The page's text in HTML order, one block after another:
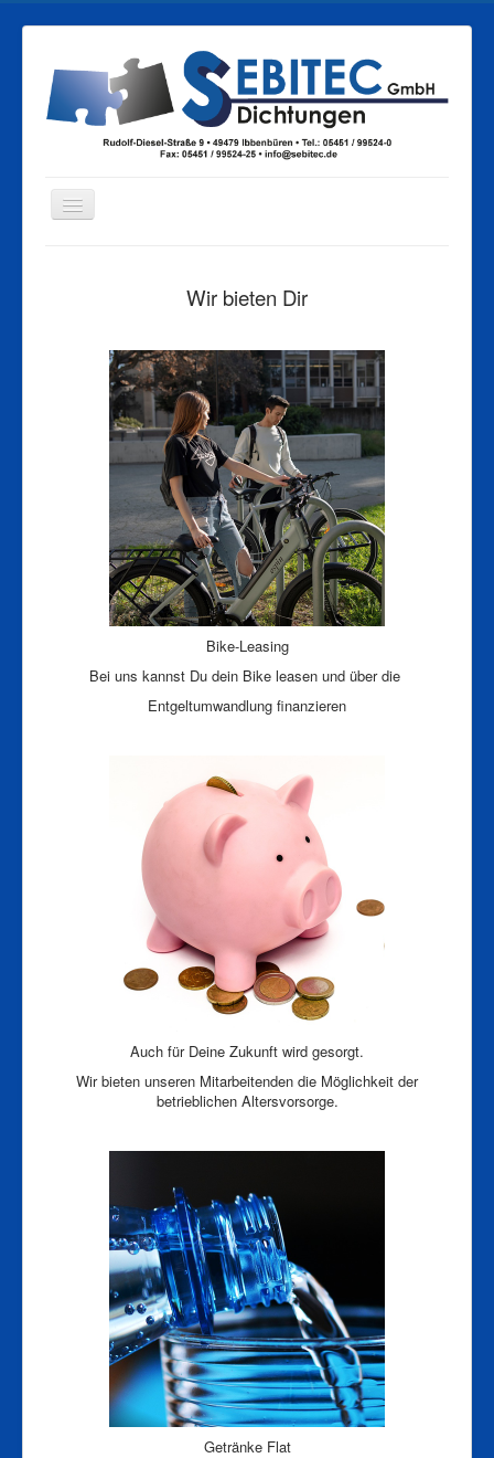
Über uns
Schulungen
Flächenheiztechnik
Wasserstrahlschneiden
Pumpenreparatur
Wir bieten Dir
Bike-Leasing
Bei uns kannst Du dein Bike leasen und über die
Entgeltumwandlung finanzieren
Auch für Deine Zukunft wird gesorgt.
Wir bieten unseren Mitarbeitenden die Möglichkeit der
betrieblichen Altersvorsorge.
Getränke Flat